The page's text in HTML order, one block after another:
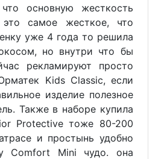
основную жесткость
самое жесткое, что
уже 4 года то решила
но внутри что бы
рекламируют просто
Kids Classic, если
изделие полезное
Также в наборе купила
Protective тоже 80-200
и простынь удобно
Comfort Mini чудо. она